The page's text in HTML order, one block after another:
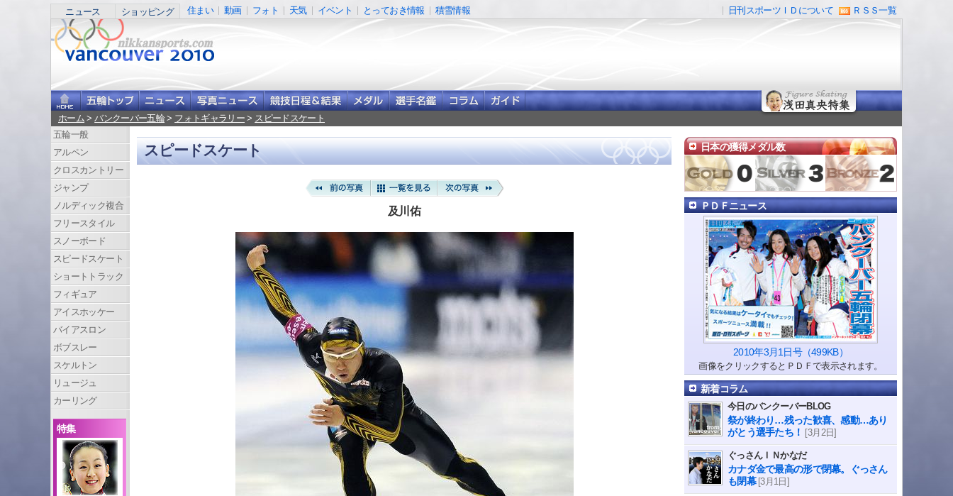
ニュース ショッピング 住まい 動画 フォト 天気 イベント とっておき情報 積雪情報 日刊スポーツＩＤについて ＲＳＳ一覧
ホーム >バンクーバー五輪> フォトギャラリー > スピードスケート
スピードスケート
及川佑
五輪一般
アルペン
クロスカントリー
ジャンプ
ノルディック複合
フリースタイル
スノーボード
スピードスケート
ショートトラック
フィギュア
アイスホッケー
バイアスロン
ボブスレー
スケルトン
リュージュ
カーリング
特集
日本の獲得メダル数
ＰＤＦニュース
2010年3月1日号（499KB）
画像をクリックするとＰＤＦで表示されます。
新着コラム
今日のバンクーバーBLOG
祭が終わり…残った歓喜、感動…あり
がとう選手たち！ [3月2日]
ぐっさんＩＮかなだ
カナダ金で最高の形で閉幕。ぐっさん
も閉幕 [3月1日]